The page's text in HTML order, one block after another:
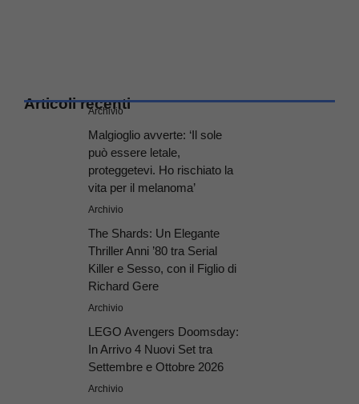
Articoli recenti
Archivio
Malgioglio avverte: ‘Il sole
può essere letale,
proteggetevi. Ho rischiato la
vita per il melanoma’
Archivio
The Shards: Un Elegante
Thriller Anni ’80 tra Serial
Killer e Sesso, con il Figlio di
Richard Gere
Archivio
LEGO Avengers Doomsday:
In Arrivo 4 Nuovi Set tra
Settembre e Ottobre 2026
Archivio